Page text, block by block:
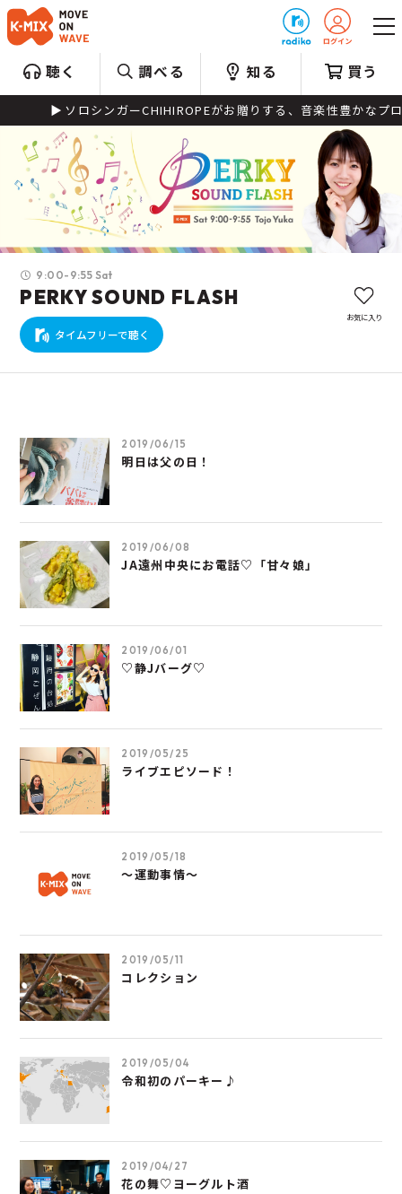
聴く 調べる 知る 買う
ソロシンガーCHIHIROPEがお贈りする、音楽性豊かなプ
9:00-9:55 Sat
PERKY SOUND FLASH
タイムフリーで聴く
お気に入り
2019/06/15
明日は父の日！
2019/06/08
JA遠州中央にお電話♡「甘々娘」
2019/06/01
♡静Jバーグ♡
2019/05/25
ライブエピソード！
2019/05/18
～運動事情～
2019/05/11
コレクション
2019/05/04
令和初のパーキー♪
2019/04/27
花の舞♡ヨーグルト酒